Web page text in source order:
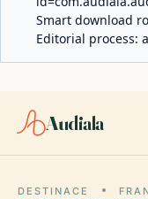
Smart download
Editorial process:
Audiala
DESTINACE